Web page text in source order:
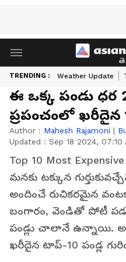
TRENDING : Weather Update
ఈ ఒక్క పండు ధర
ప్రపంచంలో ఖరీదైన
Author : Mahesh Rajamoni |
Updated : Sep 18 2024, 07:10
Top 10 Most
మనకు ట‌క్కున
అందించే రుచికరమైన
బంగారం, వెండితో పోటీ
పండ్లు చాలానే ఉన్నాయి.
ఖరీదైన టాప్-10 పండ్ల